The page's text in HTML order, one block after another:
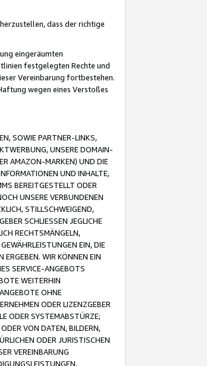
dass der richtige
eingeräumten
festgelegten Rechte und
Vereinbarung fortbestehen.
wegen eines Verstoßes
SOWIE PARTNER-LINKS,
UNSERE DOMAIN-
AMAZON-MARKEN) UND DIE
UND INHALTE,
BEREITGESTELLT ODER
UNSERE VERBUNDENEN
STILLSCHWEIGEND,
SCHLIESSEN JEGLICHE
RECHTSMÄNGELN,
EIN, DIE
ERGEBEN. WIR KÖNNEN EIN
SERVICE-ANGEBOTS
WEITERHIN
OHNE
ODER LIZENZGEBER
ODER SYSTEMABSTÜRZE;
VON DATEN, BILDERN,
ODER JURISTISCHEN
VEREINBARUNG